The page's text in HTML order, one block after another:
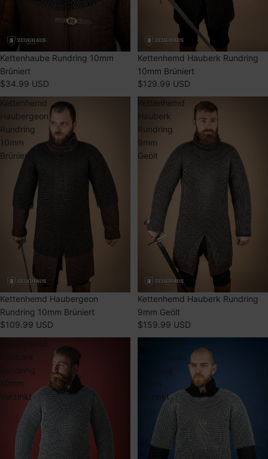
AUSVERKAUFT
Kettenhaube Rundring 10mm
Brüniert
$34.99 USD
AUSVERKAUFT
Kettenhemd Hauberk Rundring
10mm Brüniert
$129.99 USD
Kettenhemd
Haubergeon
Rundring
10mm
Brüniert
AUSVERKAUFT
Kettenhemd Haubergeon
Rundring 10mm Brüniert
$109.99 USD
Kettenhemd
Hauberk
Rundring
9mm
Geölt
AUSVERKAUFT
Kettenhemd Hauberk Rundring
9mm Geölt
$159.99 USD
Hauberk
Rundring
10mm
Verzinkt
Verzinkt